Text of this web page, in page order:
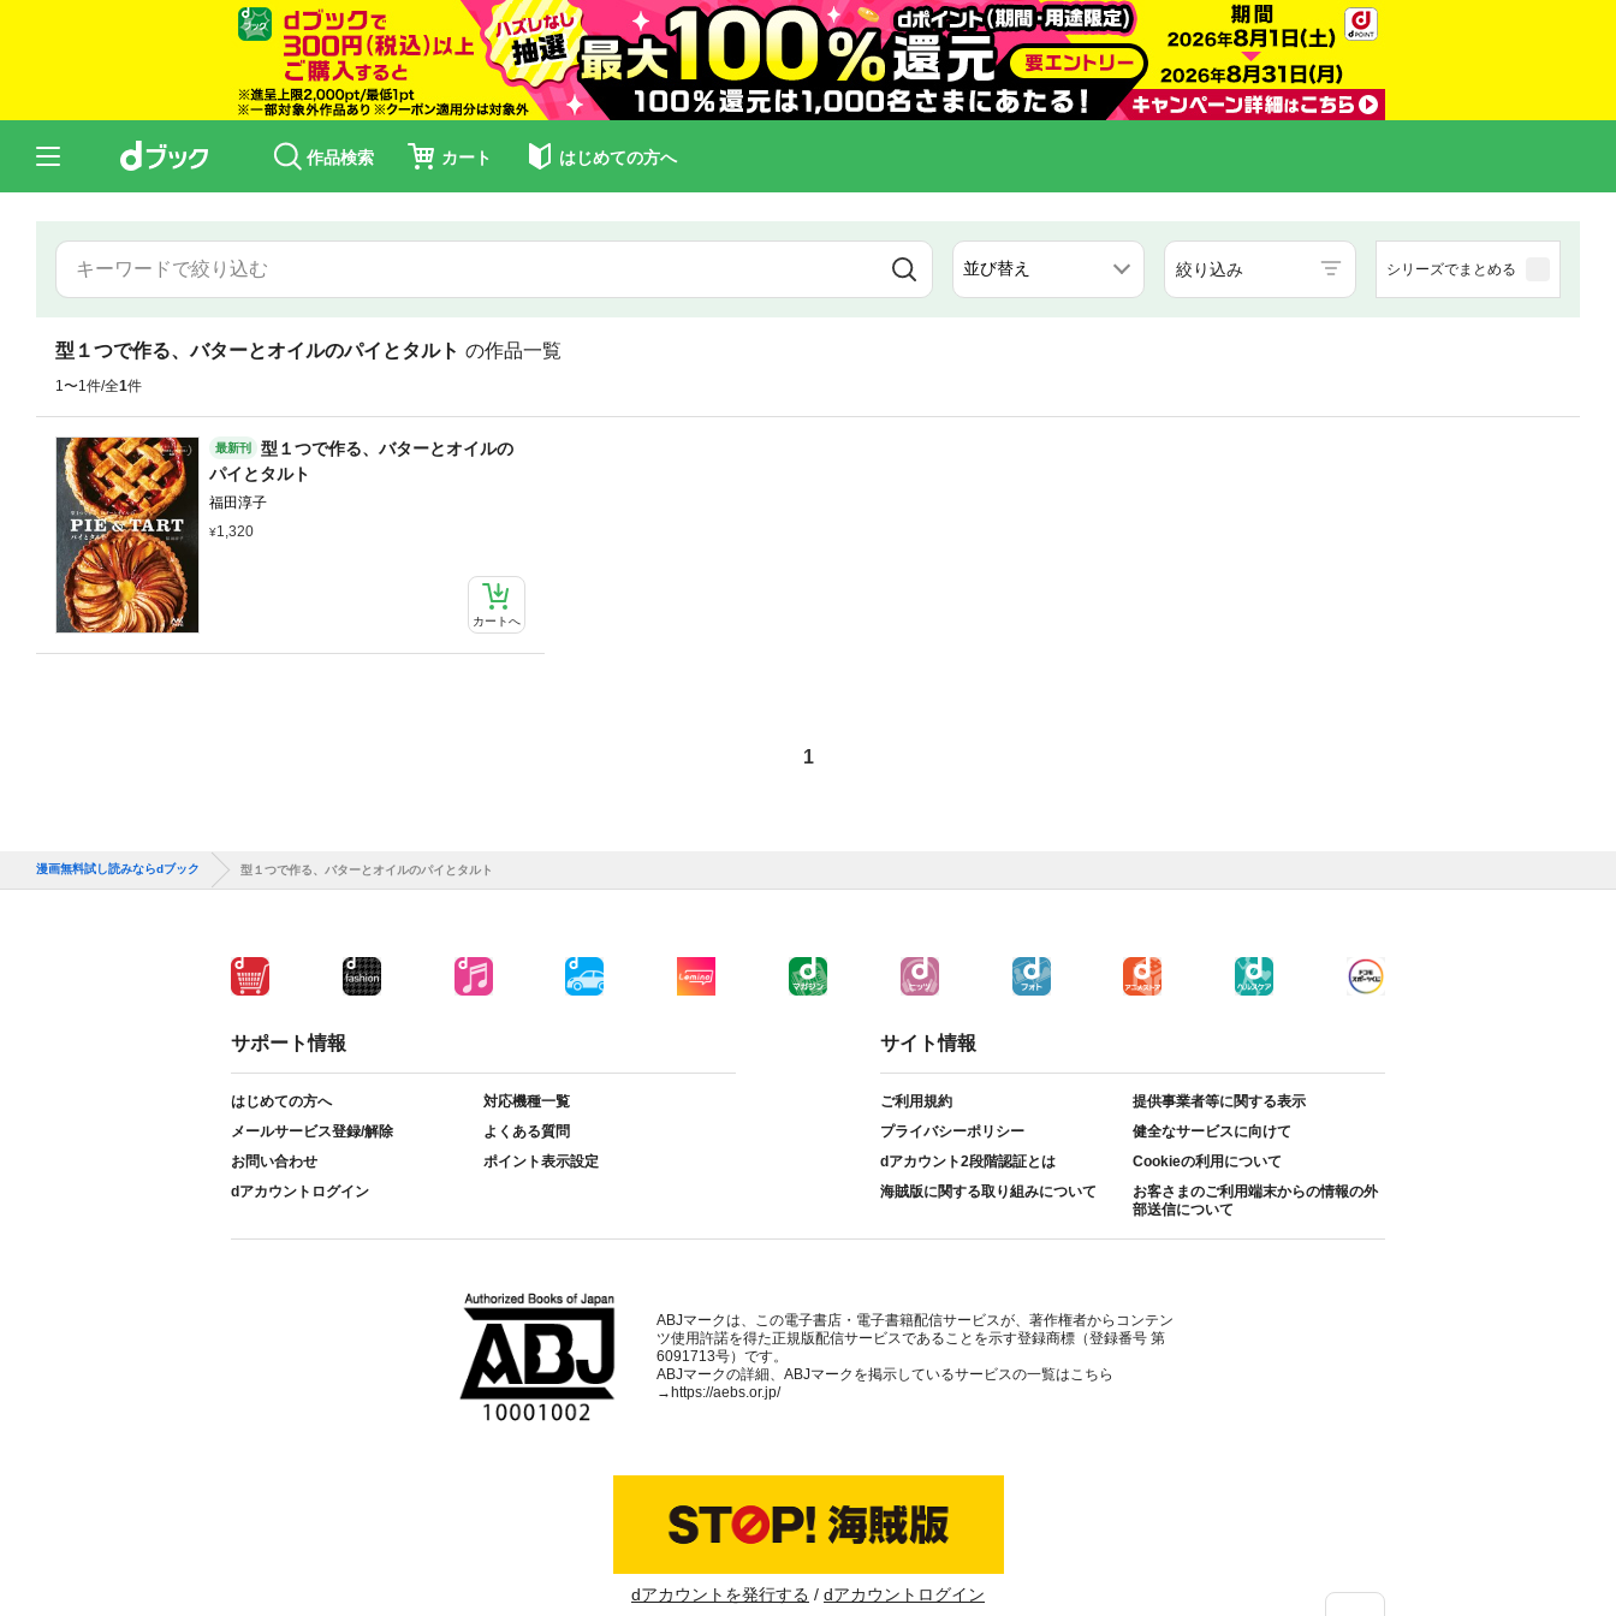
作品検索 カート はじめての方へ
絞り込み シリーズでまとめる
型１つで作る、バターとオイルのパイとタルト の作品一覧
1〜1件/全1件
最新刊
型１つで作る、バターとオイルの
パイとタルト
福田淳子
1,320
カートへ
1
漫画無料試し読みならdブック 型１つで作る、バターとオイルのパイとタルト
サポート情報
はじめての方へ
対応機種一覧
メールサービス登録/解除
よくある質問
お問い合わせ
ポイント表示設定
dアカウントログイン
サイト情報
ご利用規約
提供事業者等に関する表示
プライバシーポリシー
健全なサービスに向けて
dアカウント2段階認証とは
Cookieの利用について
海賊版に関する取り組みについて
お客さまのご利用端末からの情報の外
部送信について
ABJマークは、この電子書店・電子書籍配信サービスが、著作権者からコンテン
ツ使用許諾を得た正規版配信サービスであることを示す登録商標（登録番号 第
6091713号）です。
ABJマークの詳細、ABJマークを掲示しているサービスの一覧はこちら
→ https://aebs.or.jp/
dアカウントを発行する dアカウントログイン